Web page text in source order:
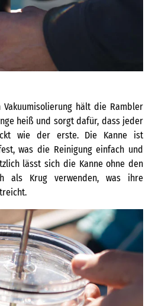
hält die Rambler
heiß und sorgt dafür, dass jeder
wie der erste. Die Kanne ist
was die Reinigung einfach und
lässt sich die Kanne ohne den
als Krug verwenden, was ihre